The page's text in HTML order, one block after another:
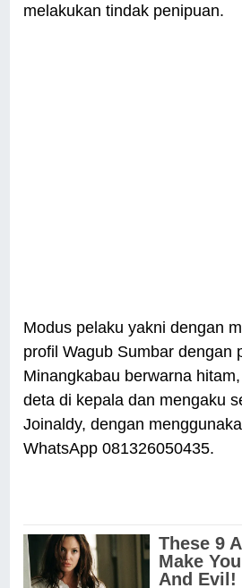
melakukan tindak penipuan.
Modus pelaku yakni dengan
profil Wagub Sumbar dengan
Minangkabau berwarna
deta di kepala dan mengaku
Joinaldy, dengan
WhatsApp 081326050435.